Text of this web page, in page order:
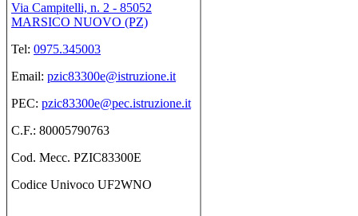
Via Campitelli, n. 2 - 85052
MARSICO NUOVO (PZ)
Tel: 0975.345003
Email: pzic83300e@istruzione.it
PEC: pzic83300e@pec.istruzione.it
C.F.: 80005790763
Cod. Mecc. PZIC83300E
Codice Univoco UF2WNO